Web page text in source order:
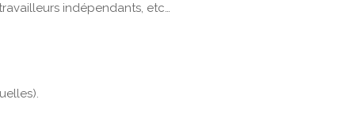
indépendants, etc…